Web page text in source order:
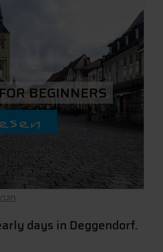
BEGINNERS
days in Deggendorf.